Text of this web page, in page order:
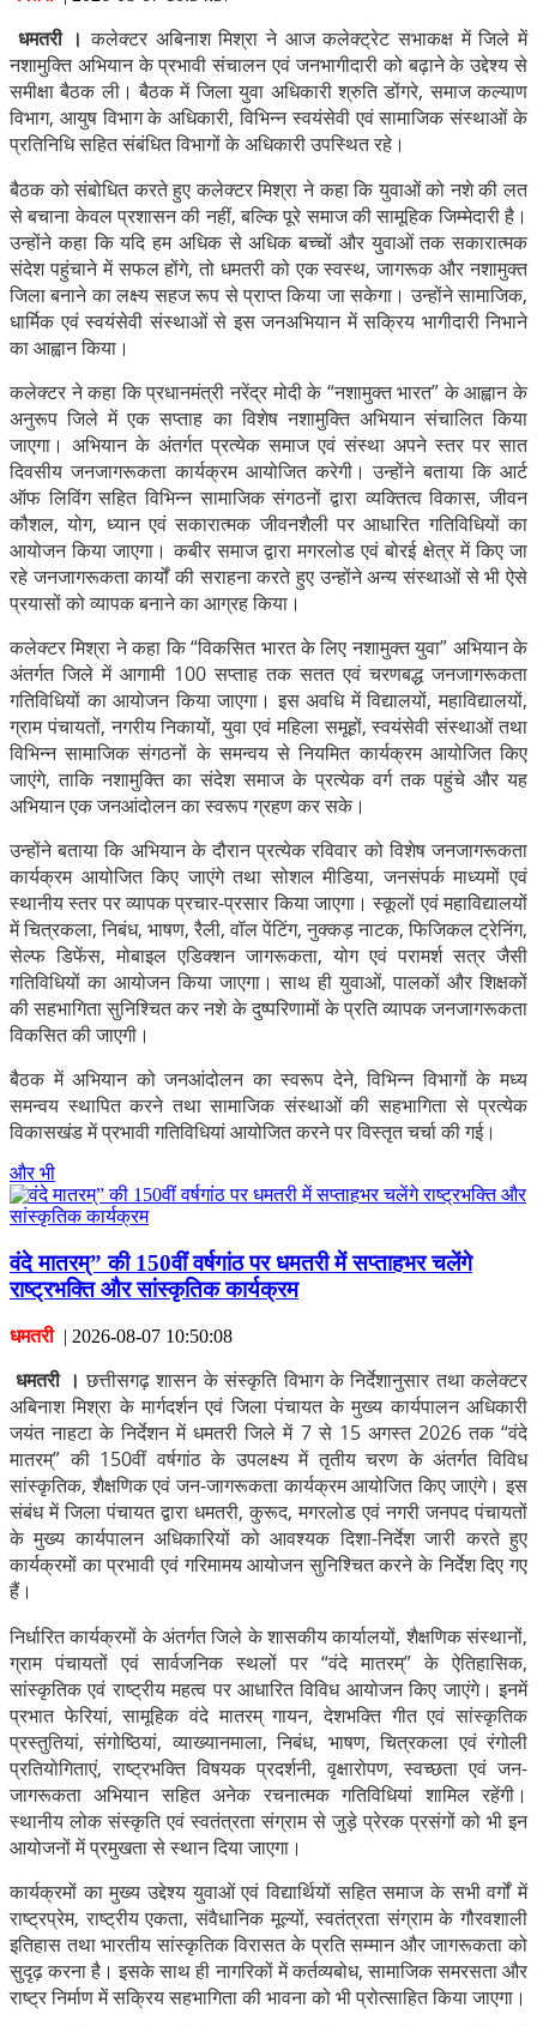
धमतरी । कलेक्टर अबिनाश मिश्रा ने आज कलेक्ट्रेट सभाकक्ष में जिले में
नशामुक्ति अभियान के प्रभावी संचालन एवं जनभागीदारी को बढ़ाने के उद्देश्य से
समीक्षा बैठक ली। बैठक में जिला युवा अधिकारी श्रुति डोंगरे, समाज कल्याण
विभाग, आयुष विभाग के अधिकारी, विभिन्न स्वयंसेवी एवं सामाजिक संस्थाओं के
प्रतिनिधि सहित संबंधित विभागों के अधिकारी उपस्थित रहे।
बैठक को संबोधित करते हुए कलेक्टर मिश्रा ने कहा कि युवाओं को नशे की लत
से बचाना केवल प्रशासन की नहीं, बल्कि पूरे समाज की सामूहिक जिम्मेदारी है।
उन्होंने कहा कि यदि हम अधिक से अधिक बच्चों और युवाओं तक सकारात्मक
संदेश पहुंचाने में सफल होंगे, तो धमतरी को एक स्वस्थ, जागरूक और नशामुक्त
जिला बनाने का लक्ष्य सहज रूप से प्राप्त किया जा सकेगा। उन्होंने सामाजिक,
धार्मिक एवं स्वयंसेवी संस्थाओं से इस जनअभियान में सक्रिय भागीदारी निभाने
का आह्वान किया।
कलेक्टर ने कहा कि प्रधानमंत्री नरेंद्र मोदी के “नशामुक्त भारत” के आह्वान के
अनुरूप जिले में एक सप्ताह का विशेष नशामुक्ति अभियान संचालित किया
जाएगा। अभियान के अंतर्गत प्रत्येक समाज एवं संस्था अपने स्तर पर सात
दिवसीय जनजागरूकता कार्यक्रम आयोजित करेगी। उन्होंने बताया कि आर्ट
ऑफ लिविंग सहित विभिन्न सामाजिक संगठनों द्वारा व्यक्तित्व विकास, जीवन
कौशल, योग, ध्यान एवं सकारात्मक जीवनशैली पर आधारित गतिविधियों का
आयोजन किया जाएगा। कबीर समाज द्वारा मगरलोड एवं बोरई क्षेत्र में किए जा
रहे जनजागरूकता कार्यों की सराहना करते हुए उन्होंने अन्य संस्थाओं से भी ऐसे
प्रयासों को व्यापक बनाने का आग्रह किया।
कलेक्टर मिश्रा ने कहा कि “विकसित भारत के लिए नशामुक्त युवा” अभियान के
अंतर्गत जिले में आगामी 100 सप्ताह तक सतत एवं चरणबद्ध जनजागरूकता
गतिविधियों का आयोजन किया जाएगा। इस अवधि में विद्यालयों, महाविद्यालयों,
ग्राम पंचायतों, नगरीय निकायों, युवा एवं महिला समूहों, स्वयंसेवी संस्थाओं तथा
विभिन्न सामाजिक संगठनों के समन्वय से नियमित कार्यक्रम आयोजित किए
जाएंगे, ताकि नशामुक्ति का संदेश समाज के प्रत्येक वर्ग तक पहुंचे और यह
अभियान एक जनआंदोलन का स्वरूप ग्रहण कर सके।
उन्होंने बताया कि अभियान के दौरान प्रत्येक रविवार को विशेष जनजागरूकता
कार्यक्रम आयोजित किए जाएंगे तथा सोशल मीडिया, जनसंपर्क माध्यमों एवं
स्थानीय स्तर पर व्यापक प्रचार-प्रसार किया जाएगा। स्कूलों एवं महाविद्यालयों
में चित्रकला, निबंध, भाषण, रैली, वॉल पेंटिंग, नुक्कड़ नाटक, फिजिकल ट्रेनिंग,
सेल्फ डिफेंस, मोबाइल एडिक्शन जागरूकता, योग एवं परामर्श सत्र जैसी
गतिविधियों का आयोजन किया जाएगा। साथ ही युवाओं, पालकों और शिक्षकों
की सहभागिता सुनिश्चित कर नशे के दुष्परिणामों के प्रति व्यापक जनजागरूकता
विकसित की जाएगी।
बैठक में अभियान को जनआंदोलन का स्वरूप देने, विभिन्न विभागों के मध्य
समन्वय स्थापित करने तथा सामाजिक संस्थाओं की सहभागिता से प्रत्येक
विकासखंड में प्रभावी गतिविधियां आयोजित करने पर विस्तृत चर्चा की गई।
और भी
वंदे मातरम्” की 150वीं वर्षगांठ पर धमतरी में सप्ताहभर चलेंगे
राष्ट्रभक्ति और सांस्कृतिक कार्यक्रम
धमतरी| 2026-08-07 10:50:08
धमतरी । छत्तीसगढ़ शासन के संस्कृति विभाग के निर्देशानुसार तथा कलेक्टर
अबिनाश मिश्रा के मार्गदर्शन एवं जिला पंचायत के मुख्य कार्यपालन अधिकारी
जयंत नाहटा के निर्देशन में धमतरी जिले में 7 से 15 अगस्त 2026 तक “वंदे
मातरम्” की 150वीं वर्षगांठ के उपलक्ष्य में तृतीय चरण के अंतर्गत विविध
सांस्कृतिक, शैक्षणिक एवं जन-जागरूकता कार्यक्रम आयोजित किए जाएंगे। इस
संबंध में जिला पंचायत द्वारा धमतरी, कुरूद, मगरलोड एवं नगरी जनपद पंचायतों
के मुख्य कार्यपालन अधिकारियों को आवश्यक दिशा-निर्देश जारी करते हुए
कार्यक्रमों का प्रभावी एवं गरिमामय आयोजन सुनिश्चित करने के निर्देश दिए गए
हैं।
निर्धारित कार्यक्रमों के अंतर्गत जिले के शासकीय कार्यालयों, शैक्षणिक संस्थानों,
ग्राम पंचायतों एवं सार्वजनिक स्थलों पर “वंदे मातरम्” के ऐतिहासिक,
सांस्कृतिक एवं राष्ट्रीय महत्व पर आधारित विविध आयोजन किए जाएंगे। इनमें
प्रभात फेरियां, सामूहिक वंदे मातरम् गायन, देशभक्ति गीत एवं सांस्कृतिक
प्रस्तुतियां, संगोष्ठियां, व्याख्यानमाला, निबंध, भाषण, चित्रकला एवं रंगोली
प्रतियोगिताएं, राष्ट्रभक्ति विषयक प्रदर्शनी, वृक्षारोपण, स्वच्छता एवं जन-
जागरूकता अभियान सहित अनेक रचनात्मक गतिविधियां शामिल रहेंगी।
स्थानीय लोक संस्कृति एवं स्वतंत्रता संग्राम से जुड़े प्रेरक प्रसंगों को भी इन
आयोजनों में प्रमुखता से स्थान दिया जाएगा।
कार्यक्रमों का मुख्य उद्देश्य युवाओं एवं विद्यार्थियों सहित समाज के सभी वर्गों में
राष्ट्रप्रेम, राष्ट्रीय एकता, संवैधानिक मूल्यों, स्वतंत्रता संग्राम के गौरवशाली
इतिहास तथा भारतीय सांस्कृतिक विरासत के प्रति सम्मान और जागरूकता को
सुदृढ़ करना है। इसके साथ ही नागरिकों में कर्तव्यबोध, सामाजिक समरसता और
राष्ट्र निर्माण में सक्रिय सहभागिता की भावना को भी प्रोत्साहित किया जाएगा।